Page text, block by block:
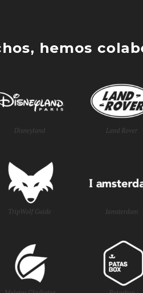
hemos
Disneyland Land Rover
TripWolf Guide Iamsterdam